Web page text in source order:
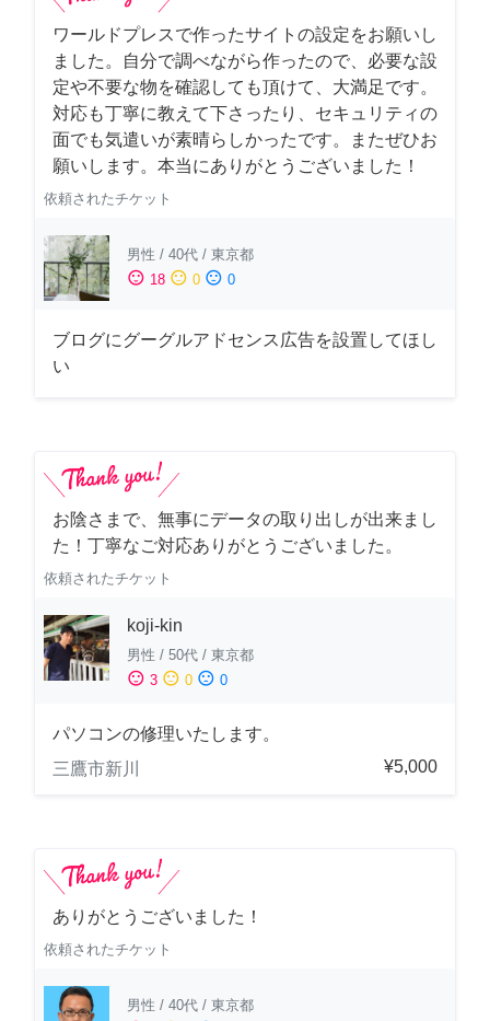
ワールドプレスで作ったサイトの設定をお願いし
ました。自分で調べながら作ったので、必要な設
定や不要な物を確認しても頂けて、大満足です。
対応も丁寧に教えて下さったり、セキュリティの
面でも気遣いが素晴らしかったです。またぜひお
願いします。本当にありがとうございました！
依頼されたチケット
男性 / 40代 / 東京都
sentiment_satisfied 18 sentiment_neutral 0 sentiment_dissatisfied 0
ブログにグーグルアドセンス広告を設置してほし
い
お陰さまで、無事にデータの取り出しが出来まし
た！丁寧なご対応ありがとうございました。
依頼されたチケット
koji-kin
男性 / 50代 / 東京都
sentiment_satisfied 3 sentiment_neutral 0 sentiment_dissatisfied 0
パソコンの修理いたします。
三鷹市新川
¥5,000
ありがとうございました！
依頼されたチケット
男性 / 40代 / 東京都